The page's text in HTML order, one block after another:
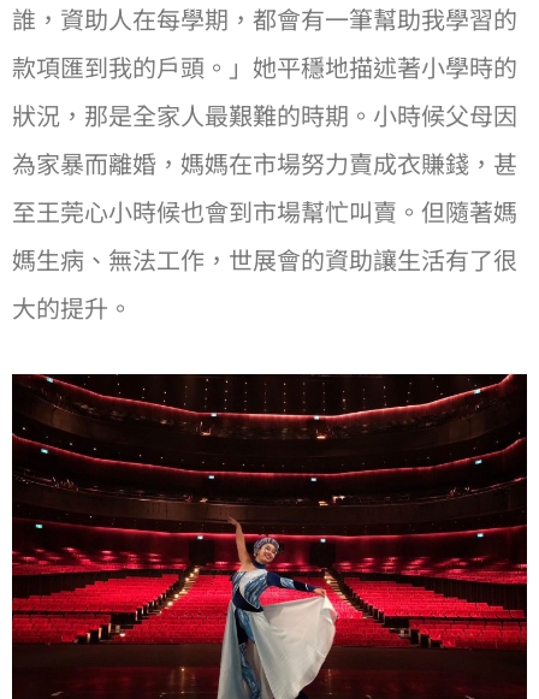
誰，資助⼈在每學期，都會有⼀筆幫助我學習的
款項匯到我的戶頭。」她平穩地描述著⼩學時的
狀況，那是全家⼈最艱難的時期。⼩時候父母因
為家暴而離婚，媽媽在市場努⼒賣成衣賺錢，甚
至王莞⼼⼩時候也會到市場幫忙叫賣。但隨著媽
媽⽣病、無法⼯作，世展會的資助讓⽣活有了很
⼤的提升。